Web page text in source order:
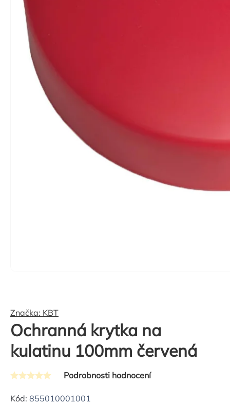
Ochranná krytka na
kulatinu 100mm červená
Průměrné
hodnocení
Podrobnosti hodnocení
Značka: KBT
Kód: 855010001001